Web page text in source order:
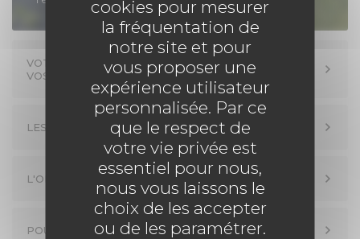
FACEBOOK
YOUTUBE
TWITTER
INSTAGRAM
AGENDA
VOTRE INTERLOCUTEUR POUR LA GESTION DE
VOS CONTRATS D'EAU
LES MISSIONS DE LA COLLECTIVITÉ
L'ORGANISATION DU SERVICE DE L'EAU POTABLE
POUR TOUS LES USAGERS
cookies pour mesurer
la fréquentation de
notre site et pour
vous proposer une
expérience utilisateur
personnalisée. Par ce
que le respect de
votre vie privée est
essentiel pour nous,
nous vous laissons le
choix de les accepter
ou de les paramétrer.